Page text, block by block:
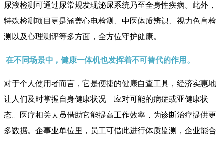
尿液检测可通过尿常规发现泌尿系统乃至全身性疾病。此外，
特殊检测项目更是涵盖心电检测、中医体质辨识、视力色盲检
测以及心理测评等多方面，全方位守护健康。
在不同场景中，健康一体机也发挥着不可替代的作用。
对于个人使用者而言，它是便捷的健康自查工具，经济实惠地
让人们及时掌握自身健康状况，应对可能的病症或亚健康状
态。医疗相关人员借助它能提高工作效率，为诊断治疗提供更
多数据。企事业单位里，员工可借此进行体质监测，企业能合